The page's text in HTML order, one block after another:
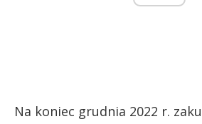
Na koniec grudnia 2022 r.